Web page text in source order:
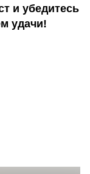
и убедитесь
удачи!